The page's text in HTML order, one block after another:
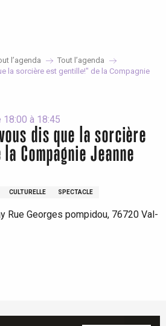
l’agenda
Tout l’agenda
la sorcière est gentille!" de la Compagnie
à 18:45
dis que la sorcière
Compagnie Jeanne
CULTURELLE SPECTACLE
Rue Georges pompidou, 76720 Val-
favoris